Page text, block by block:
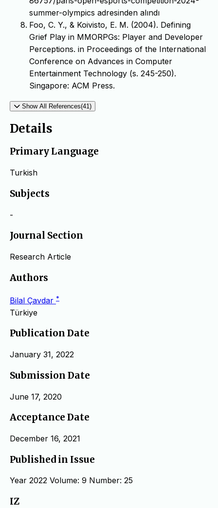
summer-olympics adresinden alındı
Foo, C. Y., & Koivisto, E. M. (2004). Defining
Grief Play in MMORPGs: Player and Developer
Perceptions. in Proceedings of the International
Conference on Advances in Computer
Entertainment Technology (s. 245-250).
Singapore: ACM Press.
Show All References(41)
Details
Primary Language
Turkish
Subjects
-
Journal Section
Research Article
Authors
Bilal Çavdar *
Türkiye
Publication Date
January 31, 2022
Submission Date
June 17, 2020
Acceptance Date
December 16, 2021
Published in Issue
Year 2022 Volume: 9 Number: 25
IZ